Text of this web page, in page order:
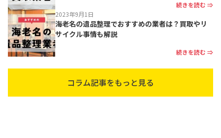
続きを読む ⇒
2023年9月1日
海老名の遺品整理でおすすめの業者は？買取やリ
サイクル事情も解説
続きを読む ⇒
コラム記事をもっと見る